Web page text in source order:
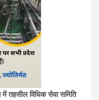
तहसील विधिक सेवा समिति